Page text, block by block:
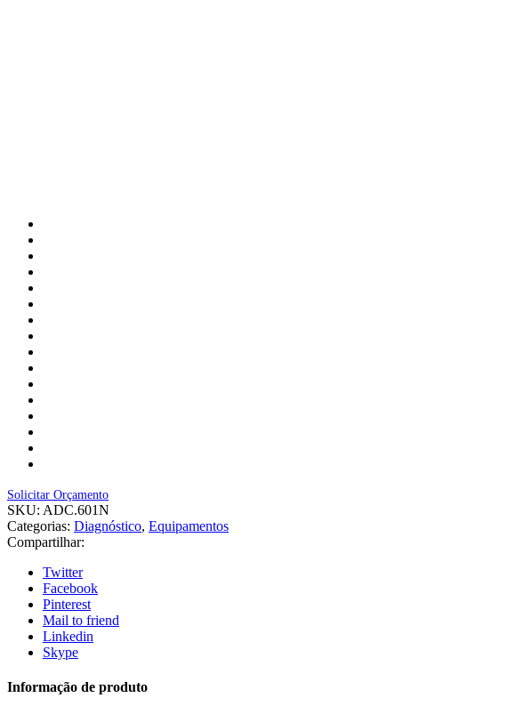
Solicitar Orçamento
SKU: ADC.601N
Categorias: Diagnóstico, Equipamentos
Compartilhar:
Twitter
Facebook
Pinterest
Mail to friend
Linkedin
Skype
Informação de produto